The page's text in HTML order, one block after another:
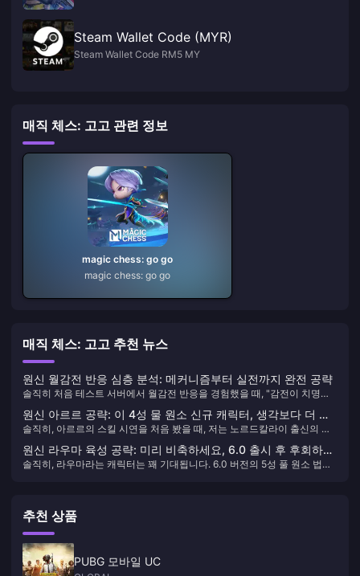
Steam Wallet Code (MYR)
Steam Wallet Code RM5 MY
매직 체스: 고고 관련 정보
magic chess: go go
magic chess: go go
매직 체스: 고고 추천 뉴스
원신 월감전 반응 심층 분석: 메커니즘부터 실전까지 완전 공략
솔직히 처음 테스트 서버에서 월감전 반응을 경험했을 때, "감전이 치명타
새로운 전투 시스템은 우리가 격변 반응에 대해 가지고 있던 인식을 완전히
뒤엎었습니다. 이네프라는 특정 캐릭터가 파티에 합류해야만 일반 감전을
치명타가 터지고 방어를 무시하는 강화 반응으로 전환할 수 있습니다. 제가
이 기간 동안 심층 테스트를 해본 결과, 이 시스템은 캐릭터 월감전과 반응
월감전 두 가지 피해 유형을 포함하며, 수치 설계가 상당히 흥미롭습니다.
원신 아르르 공략: 이 4성 물 원소 신규 캐릭터, 생각보다 더 강
할 수 있습니다
솔직히, 아르르의 스킬 시연을 처음 봤을 때, 저는 노르드칼라이 출신의 이
습니다. 그녀는 단순한 4성 물 원소 캐릭터가 아닙니다. 그녀는 만개 파티의
완벽한 조각입니다.
원신 라우마 육성 공략: 미리 비축하세요, 6.0 출시 후 후회하지
않도록
솔직히, 라우마라는 캐릭터는 꽤 기대됩니다. 6.0 버전의 5성 풀 원소 법사
정하지 마세요. 미리 비축할 수 있는 것들이 꽤 있습니다: 710만 모라, 영웅
추천 상품
PUBG 모바일 UC